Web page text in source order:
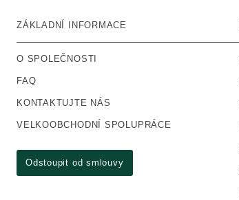
ZÁKLADNÍ INFORMACE
O SPOLEČNOSTI
FAQ
KONTAKTUJTE NÁS
VELKOOBCHODNÍ SPOLUPRÁCE
Odstoupit od smlouvy